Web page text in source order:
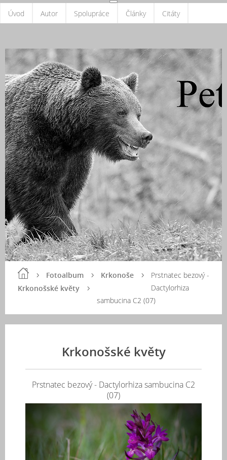
Úvod Autor Spolupráce Články Citáty
Fotoalbum
Krkonoše
Krkonošské květy
Prstnatec bezový -
Dactylorhiza
sambucina C2 (07)
Krkonošské květy
Prstnatec bezový - Dactylorhiza sambucina C2
(07)